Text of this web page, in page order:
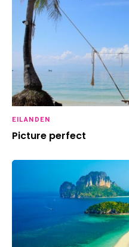
EILANDEN
Picture perfect